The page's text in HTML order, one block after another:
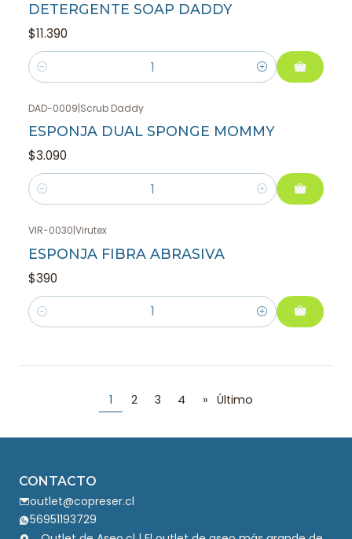
DETERGENTE SOAP DADDY
$11.390
Cantidad
DAD-0009|Scrub Daddy
ESPONJA DUAL SPONGE MOMMY
$3.090
Cantidad
VIR-0030|Virutex
ESPONJA FIBRA ABRASIVA
$390
Cantidad
1 2 3 4 » Último
CONTACTO
outlet@copreser.cl
56951193729